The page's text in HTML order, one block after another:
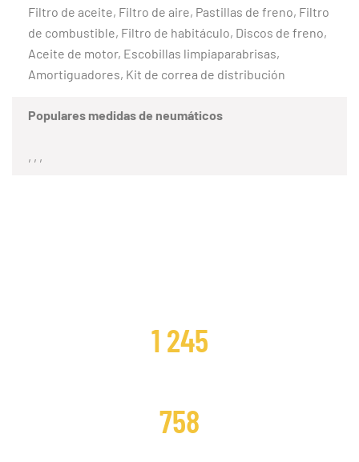
Filtro de aceite, Filtro de aire, Pastillas de freno, Filtro
de combustible, Filtro de habitáculo, Discos de freno,
Aceite de motor, Escobillas limpiaparabrisas,
Amortiguadores, Kit de correa de distribución
Populares medidas de neumáticos
, , ,
1 245
758